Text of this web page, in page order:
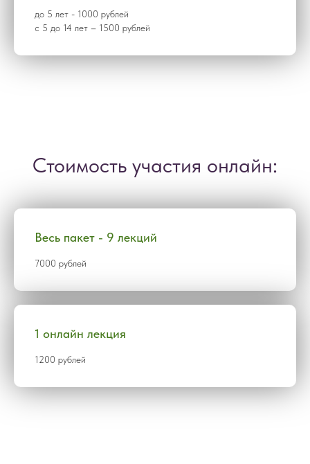
до 5 лет - 1000 рублей
с 5 до 14 лет – 1500 рублей
Стоимость участия онлайн:
Весь пакет - 9 лекций
7000 рублей
1 онлайн лекция
1200 рублей